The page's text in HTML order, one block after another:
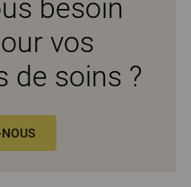
besoin
vos
de soins ?